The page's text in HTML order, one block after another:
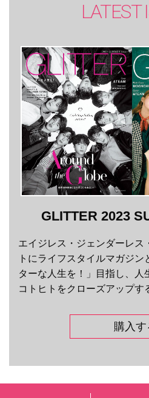
LATEST
GLITTER 2023
エイジレス・ジェンダーレス
トにライフスタイルマガジ
ターな人生を！」目指し、人
コトヒトをクローズアップす
購入す